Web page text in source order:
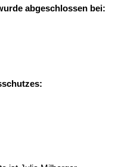
abgeschlossen bei: